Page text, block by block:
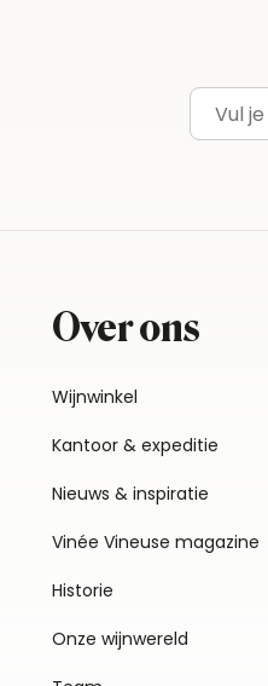
E-
Over ons
Wijnwinkel
Kantoor & expeditie
Nieuws & inspiratie
Vinée Vineuse magazine
Historie
Onze wijnwereld